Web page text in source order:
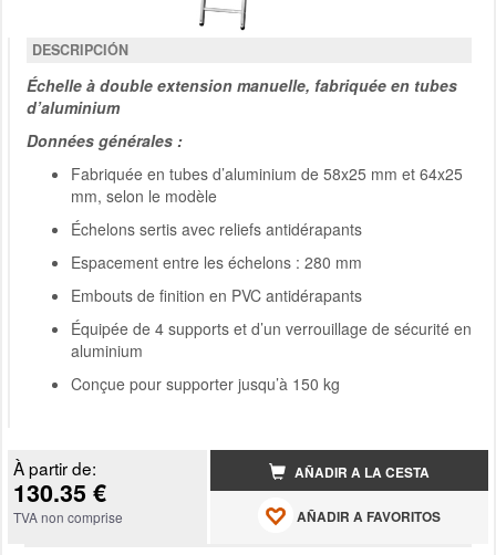
DESCRIPCIÓN
Échelle à double extension manuelle, fabriquée en tubes
d’aluminium
Données générales :
Fabriquée en tubes d’aluminium de 58x25 mm et 64x25
mm, selon le modèle
Échelons sertis avec reliefs antidérapants
Espacement entre les échelons : 280 mm
Embouts de finition en PVC antidérapants
Équipée de 4 supports et d’un verrouillage de sécurité en
aluminium
Conçue pour supporter jusqu’à 150 kg
À partir de:
130.35 €
TVA non comprise
AÑADIR A LA CESTA
AÑADIR A FAVORITOS